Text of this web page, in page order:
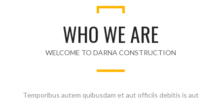
WHO WE ARE
WELCOME TO DARNA CONSTRUCTION
Temporibus autem quibusdam et aut officiis debitis is aut